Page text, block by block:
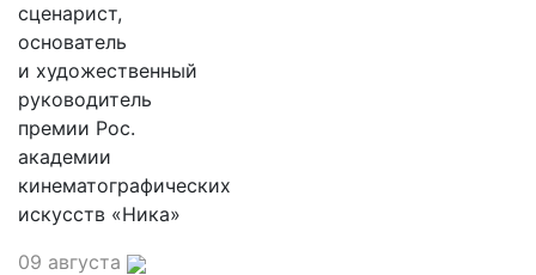
сценарист,
основатель
и художественный
руководитель
премии Рос.
академии
кинематографических
искусств «Ника»
09 августа